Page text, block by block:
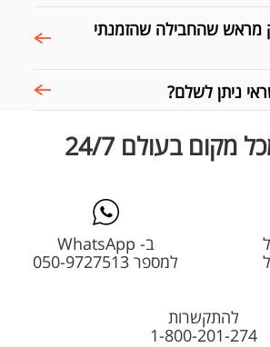
מראש שהחבילה שהזמנתי
ניתן לשלם?
מקום בעולם 24/7
ב- WhatsApp
למספר 050-9727513
להתקשרות
1-800-201-274